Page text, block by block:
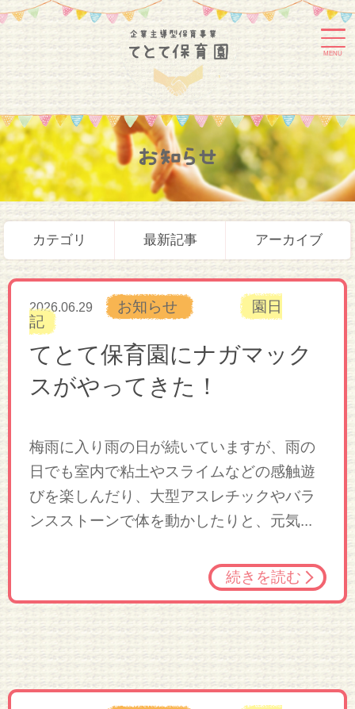
MENU
お知らせ
カテゴリ 最新記事 アーカイブ
2026.06.29 お知らせ
園日
記
てとて保育園にナガマック
スがやってきた！
梅雨に入り雨の日が続いていますが、雨の
日でも室内で粘土やスライムなどの感触遊
びを楽しんだり、大型アスレチックやバラ
ンスストーンで体を動かしたりと、元気...
続きを読む